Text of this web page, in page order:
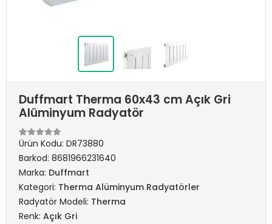
Duffmart Therma 60x43 cm Açık Gri
Alüminyum Radyatör
Ürün Kodu: DR73880
Barkod: 8681966231640
Marka: Duffmart
Kategori: Therma Alüminyum Radyatörler
Radyatör Modeli: Therma
Renk: Açık Gri